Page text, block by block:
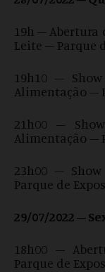
19h – Abertura
Leite – Parque
19h10 –
Alimentação –
21h00 –
Alimentação –
23h00 – Show
Parque de
29/07/2022 –
18h00 –
Parque de